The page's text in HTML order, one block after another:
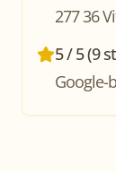
277 36
5 / 5 (9
Google-